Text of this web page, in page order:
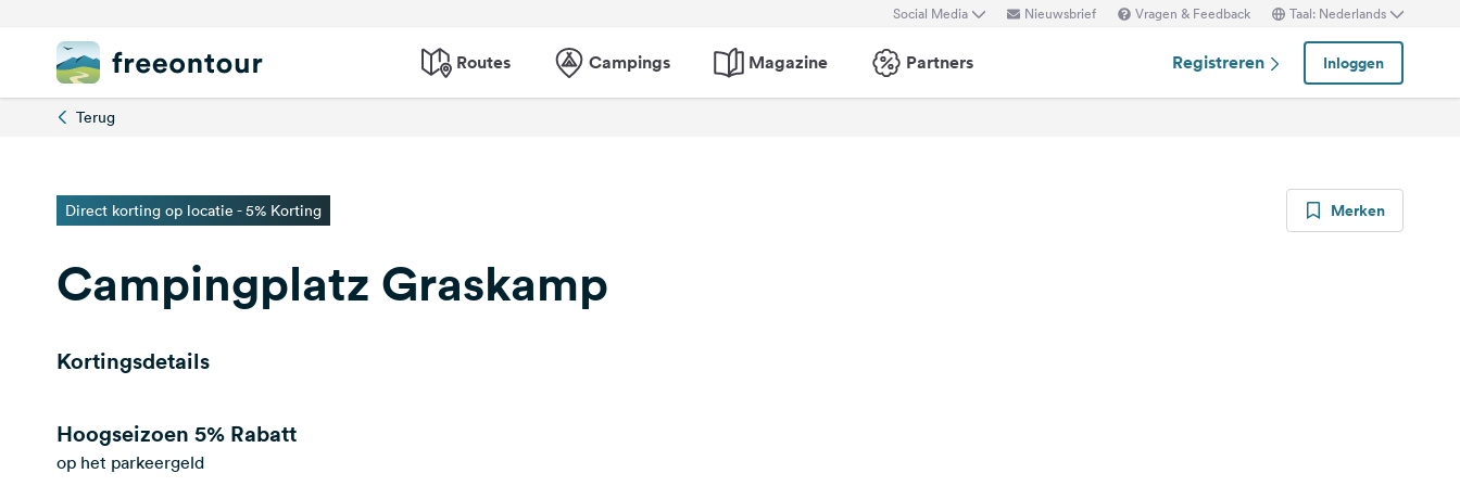
Social Media Nieuwsbrief Vragen & Feedback Taal: Nederlands
Routes Campings Magazine Partners Registreren Inloggen
Terug
Direct korting op locatie - 5% Korting Merken
Campingplatz Graskamp
Kortingsdetails
Hoogseizoen 5% Rabatt
op het parkeergeld